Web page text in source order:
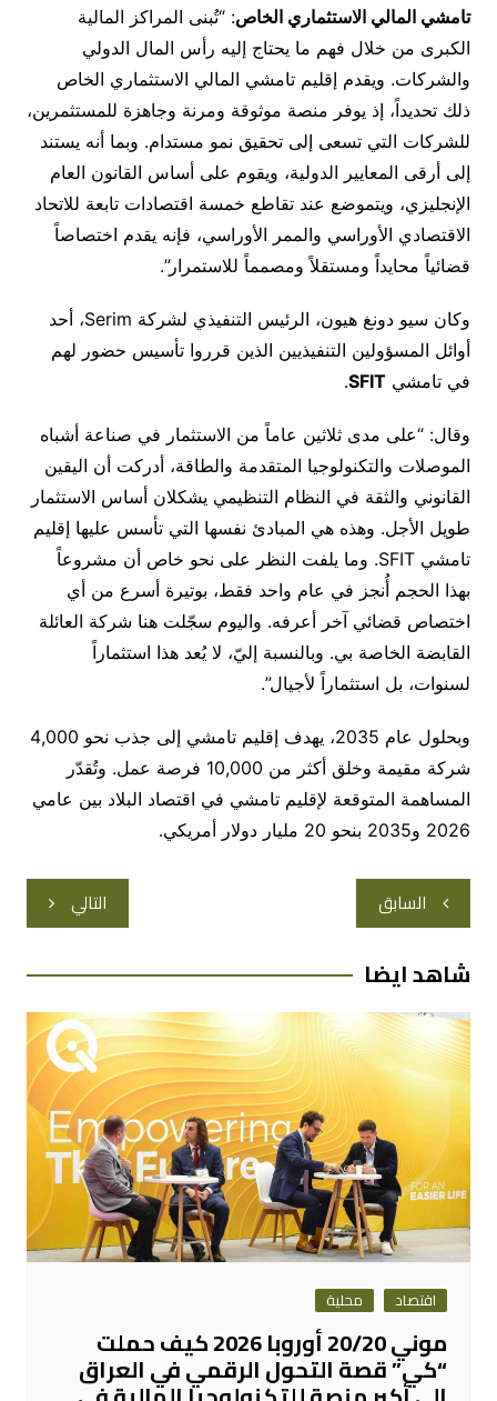
تامشي المالي الاستثماري الخاص: “تُبنى المراكز المالية
الكبرى من خلال فهم ما يحتاج إليه رأس المال الدولي
والشركات. ويقدم إقليم تامشي المالي الاستثماري الخاص
ذلك تحديداً، إذ يوفر منصة موثوقة ومرنة وجاهزة للمستثمرين،
للشركات التي تسعى إلى تحقيق نمو مستدام. وبما أنه يستند
إلى أرقى المعايير الدولية، ويقوم على أساس القانون العام
الإنجليزي، ويتموضع عند تقاطع خمسة اقتصادات تابعة للاتحاد
الاقتصادي الأوراسي والممر الأوراسي، فإنه يقدم اختصاصاً
قضائياً محايداً ومستقلاً ومصمماً للاستمرار”.
وكان سيو دونغ هيون، الرئيس التنفيذي لشركة Serim، أحد
أوائل المسؤولين التنفيذيين الذين قرروا تأسيس حضور لهم
في تامشي SFIT
.
وقال: “على مدى ثلاثين عاماً من الاستثمار في صناعة أشباه
الموصلات والتكنولوجيا المتقدمة والطاقة، أدركت أن اليقين
القانوني والثقة في النظام التنظيمي يشكلان أساس الاستثمار
طويل الأجل. وهذه هي المبادئ نفسها التي تأسس عليها إقليم
تامشي SFIT. وما يلفت النظر على نحو خاص أن مشروعاً
بهذا الحجم أُنجز في عام واحد فقط، بوتيرة أسرع من أي
اختصاص قضائي آخر أعرفه. واليوم سجّلت هنا شركة العائلة
القابضة الخاصة بي. وبالنسبة إليّ، لا يُعد هذا استثماراً
لسنوات، بل استثماراً لأجيال”.
وبحلول عام 2035، يهدف إقليم تامشي إلى جذب نحو 4,000
شركة مقيمة وخلق أكثر من 10,000 فرصة عمل. وتُقدّر
المساهمة المتوقعة لإقليم تامشي في اقتصاد البلاد بين عامي
2026 و2035 بنحو 20 مليار دولار أمريكي.
تصفّح
المقالات
السابق التالي
شاهد ايضا
اقتصاد محلية
موني 20/20 أوروبا 2026 كيف حملت
“كي” قصة التحول الرقمي في العراق